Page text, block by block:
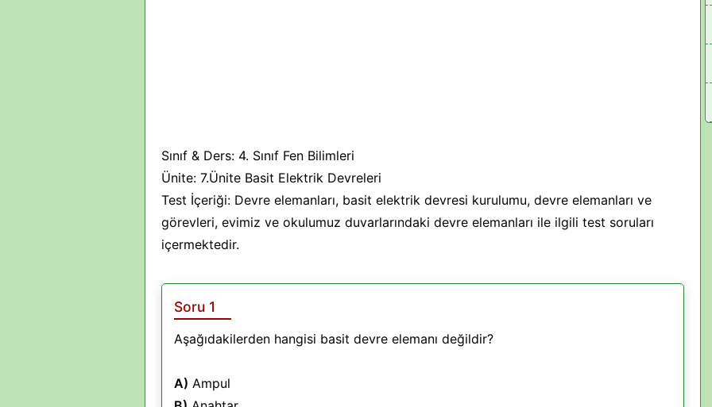
Sınıf & Ders: 4. Sınıf Fen Bilimleri
Ünite: 7.Ünite Basit Elektrik Devreleri
Test İçeriği: Devre elemanları, basit elektrik devresi kurulumu, devre elemanları ve
görevleri, evimiz ve okulumuz duvarlarındaki devre elemanları ile ilgili test soruları
içermektedir.
Soru 1
Aşağıdakilerden hangisi basit devre elemanı değildir?
A) Ampul